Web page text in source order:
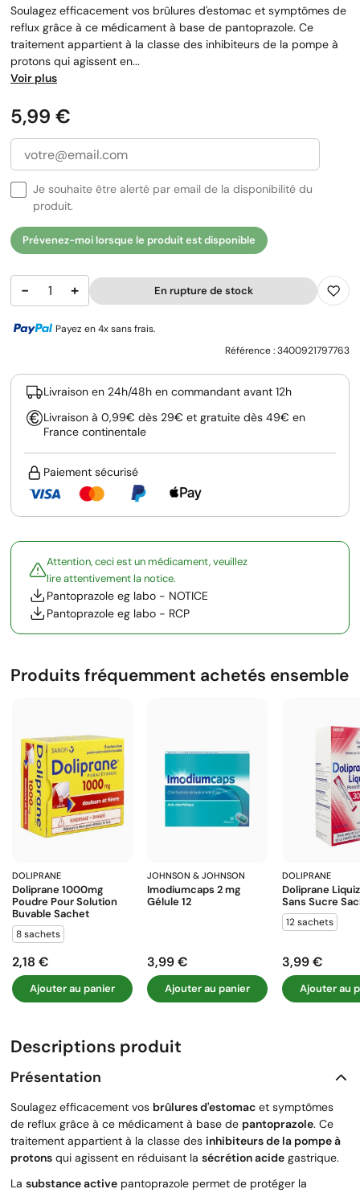
Soulagez efficacement vos brûlures d'estomac et symptômes de
reflux grâce à ce médicament à base de pantoprazole. Ce
traitement appartient à la classe des inhibiteurs de la pompe à
protons qui agissent en...
Voir plus
Prix
5,99 €
Je souhaite être alerté par email de la disponibilité du
produit.
Prévenez-moi lorsque le produit est disponible
− + En rupture de stock
Payez en 4x sans frais.
Référence :3400921797763
Livraison en 24h/48h en commandant avant 12h
Livraison à 0,99€ dès 29€ et gratuite dès 49€ en
France continentale
Paiement sécurisé
Attention, ceci est un médicament, veuillez
lire attentivement la notice.
Pantoprazole eg labo - NOTICE
Pantoprazole eg labo - RCP
Produits fréquemment achetés ensemble
DOLIPRANE
Doliprane 1000mg
Poudre Pour Solution
Buvable Sachet
8 sachets
Prix
2,18 €
Ajouter au panier
JOHNSON & JOHNSON
Imodiumcaps 2 Mg
Gélule 12
Prix
3,99 €
Ajouter au panier
DOLIPRANE
Doliprane
Sans Sucre
12 sachets
Prix
3,99 €
Ajouter au
Descriptions produit
Présentation
Soulagez efficacement vos brûlures d'estomac et symptômes
de reflux grâce à ce médicament à base de pantoprazole. Ce
traitement appartient à la classe des inhibiteurs de la pompe à
protons qui agissent en réduisant la sécrétion acide gastrique.
La substance active pantoprazole permet de protéger la